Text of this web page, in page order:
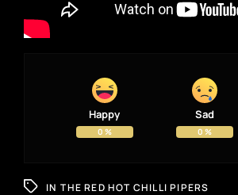
Happy
0 %
Sad
0 %
IN THE RED HOT CHILLI PIPERS